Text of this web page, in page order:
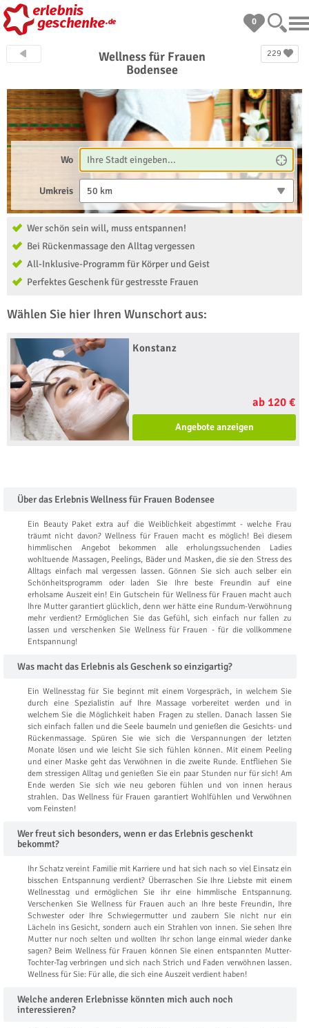
0
229
Wellness für Frauen
Bodensee
Wo
Umkreis 50 km
Wer schön sein will, muss entspannen!
Bei Rückenmassage den Alltag vergessen
All-Inklusive-Programm für Körper und Geist
Perfektes Geschenk für gestresste Frauen
Wählen Sie hier Ihren Wunschort aus:
Konstanz
ab 120 €
Angebote anzeigen
Über das Erlebnis Wellness für Frauen Bodensee
Ein Beauty Paket extra auf die Weiblichkeit abgestimmt - welche Frau
träumt nicht davon? Wellness für Frauen macht es möglich! Bei diesem
himmlischen Angebot bekommen alle erholungssuchenden Ladies
wohltuende Massagen, Peelings, Bäder und Masken, die sie den Stress des
Alltags einfach mal vergessen lassen. Gönnen Sie sich auch selber ein
Schönheitsprogramm oder laden Sie Ihre beste Freundin auf eine
erholsame Auszeit ein! Ein Gutschein für Wellness für Frauen macht auch
Ihre Mutter garantiert glücklich, denn wer hätte eine Rundum-Verwöhnung
mehr verdient? Ermöglichen Sie das Gefühl, sich einfach nur fallen zu
lassen und verschenken Sie Wellness für Frauen - für die vollkommene
Entspannung!
Was macht das Erlebnis als Geschenk so einzigartig?
Ein Wellnesstag für Sie beginnt mit einem Vorgespräch, in welchem Sie
durch eine Spezialistin auf Ihre Massage vorbereitet werden und in
welchem Sie die Möglichkeit haben Fragen zu stellen. Danach lassen Sie
sich einfach fallen und die Seele baumeln und genießen die Gesichts- und
Rückenmassage. Spüren Sie wie sich die Verspannungen der letzten
Monate lösen und wie leicht Sie sich fühlen können. Mit einem Peeling
und einer Maske geht das Verwöhnen in die zweite Runde. Entfliehen Sie
dem stressigen Alltag und genießen Sie ein paar Stunden nur für sich! Am
Ende werden Sie sich wie neu geboren fühlen und von innen heraus
strahlen. Das Wellness für Frauen garantiert Wohlfühlen und Verwöhnen
vom Feinsten!
Wer freut sich besonders, wenn er das Erlebnis geschenkt
bekommt?
Ihr Schatz vereint Familie mit Karriere und hat sich nach so viel Einsatz ein
bisschen Entspannung verdient? Überraschen Sie Ihre Liebste mit einem
Wellnesstag und ermöglichen Sie ihr eine himmlische Entspannung.
Verschenken Sie Wellness für Frauen auch an Ihre beste Freundin, Ihre
Schwester oder Ihre Schwiegermutter und zaubern Sie nicht nur ein
Lächeln ins Gesicht, sondern auch ein Strahlen von innen. Sie sehen Ihre
Mutter nur noch selten und wollten Ihr schon lange einmal wieder danke
sagen? Beim Wellness für Frauen können Sie einen entspannten Mutter-
Tochter-Tag verbringen und sich nach Strich und Faden verwöhnen lassen.
Wellness für Sie: Für alle, die sich eine Auszeit verdient haben!
Welche anderen Erlebnisse könnten mich auch noch
interessieren?